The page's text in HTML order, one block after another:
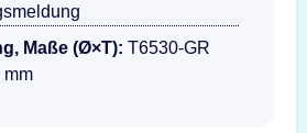
Maße (Ø×T): T6530-GR
mm